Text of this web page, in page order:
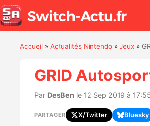
Accueil» Actualités Nintendo» Jeux»
GRID
Par DesBen le 12 Sep 2019 à
PARTAGER X/Twitter Bluesky